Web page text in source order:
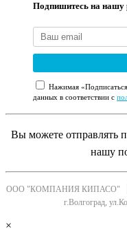
Подпишитесь на нашу
Нажимая
данных в соответствии с
Вы можете отправлять
нашу
ООО "КОМПАНИЯ КИПАСО"
г.Волгоград,
×